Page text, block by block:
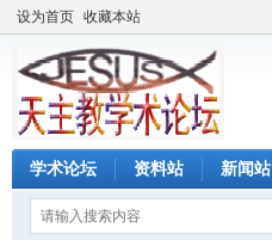
设为首页 收藏本站
学术论坛 资料站 新闻站